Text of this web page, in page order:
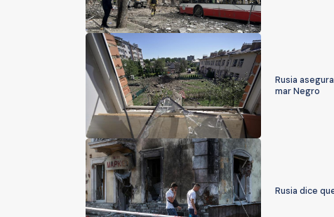
Rusia
mar Negro
Rusia dice